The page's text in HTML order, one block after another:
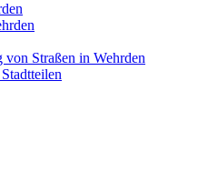
von Straßen in Wehrden